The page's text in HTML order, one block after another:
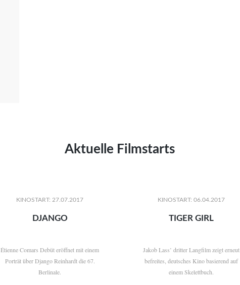
Aktuelle Filmstarts
KINOSTART: 27.07.2017
DJANGO
Étienne Comars Debüt eröffnet mit einem
Porträt über Django Reinhardt die 67.
Berlinale.
KINOSTART: 06.04.2017
TIGER GIRL
Jakob Lass’ dritter Langfilm zeigt erneut
befreites, deutsches Kino basierend auf
einem Skelettbuch.